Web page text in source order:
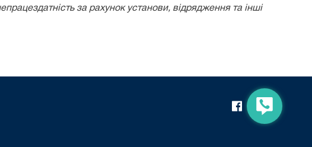
за рахунок установи, відрядження та інші